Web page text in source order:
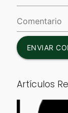
ENVIAR
Artículos